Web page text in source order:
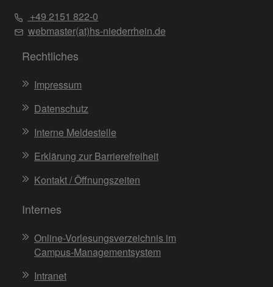
+49 2151 822-0
webmaster(at)hs-niederrhein.de
Rechtliches
Impressum
Datenschutz
Interne Meldestelle
Erklärung zur Barrierefreiheit
Kontakt / Öffnungszeiten
Internes
Online-Vorlesungsverzeichnis im
Campus-Managementsystem
Intranet